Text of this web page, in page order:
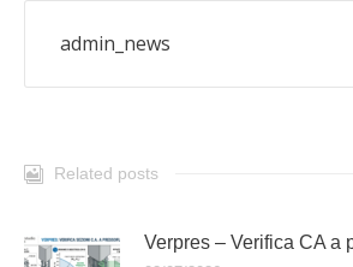
admin_news
Related posts
Verpres – Verifica CA a